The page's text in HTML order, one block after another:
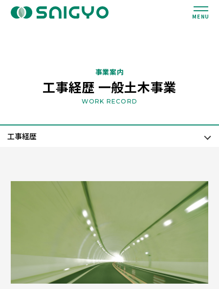
MENU
事業案内
工事経歴 一般土木事業
WORK RECORD